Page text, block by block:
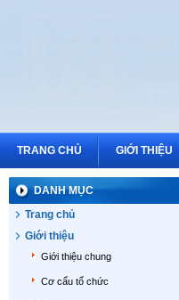
TRANG CHỦ GIỚI THIỆU
DANH MỤC
Trang chủ
Giới thiệu
Giới thiệu chung
Cơ cấu tổ chức